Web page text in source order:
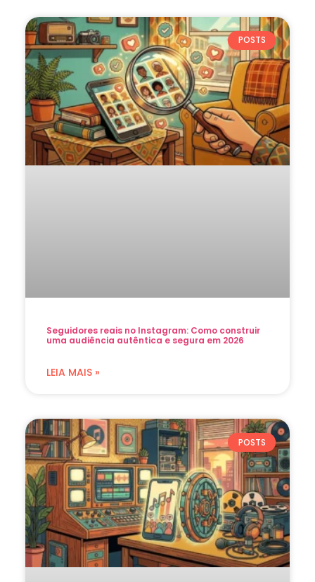
POSTS
Seguidores reais no Instagram: Como construir
uma audiência autêntica e segura em 2026
LEIA MAIS »
POSTS